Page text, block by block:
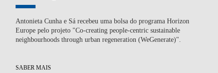
Antonieta Cunha e Sá recebeu uma bolsa do programa Horizon
Europe pelo projeto "Co-creating people-centric sustainable
neighbourhoods through urban regeneration (WeGenerate)".
SABER MAIS